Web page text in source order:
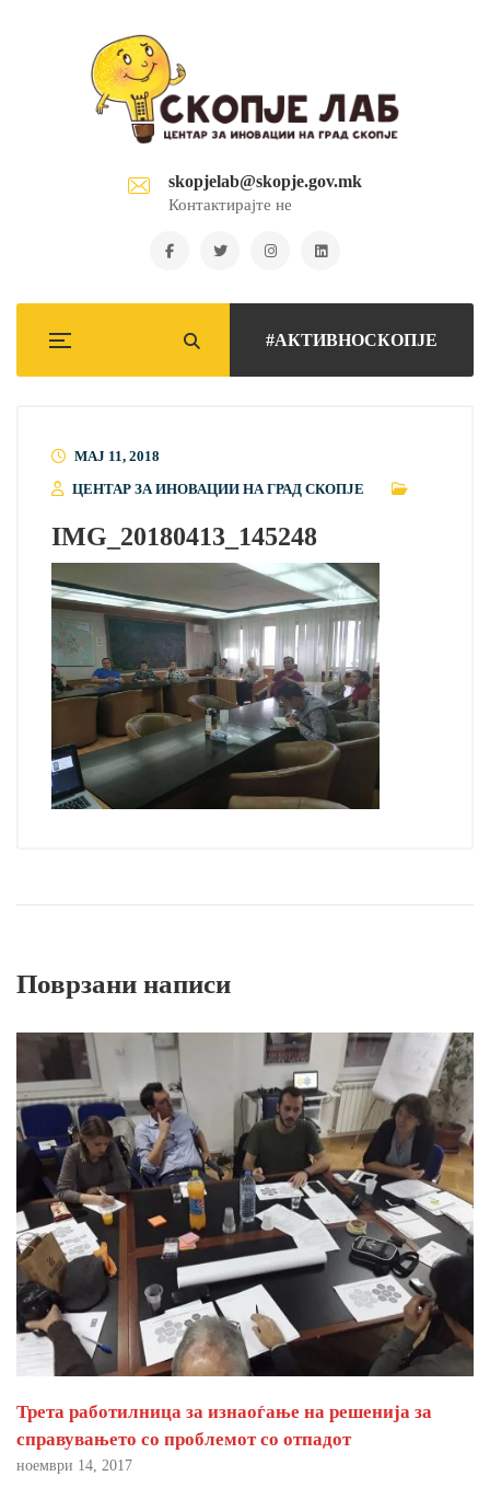
skopjelab@skopje.gov.mk
Контактирајте не
#АКТИВНОСКОПЈЕ
МАЈ 11, 2018
ЦЕНТАР ЗА ИНОВАЦИИ НА ГРАД СКОПЈЕ
IMG_20180413_145248
Поврзани написи
Трета работилница за изнаоѓање на решенија за
справувањето со проблемот со отпадот
ноември 14, 2017